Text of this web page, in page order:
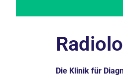
Die Klinik für